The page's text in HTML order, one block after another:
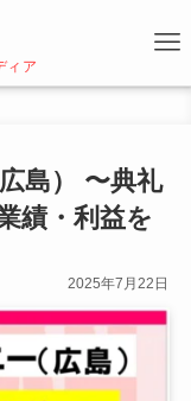
ィア
島） 〜典礼
績・利益を
2025年7月22日